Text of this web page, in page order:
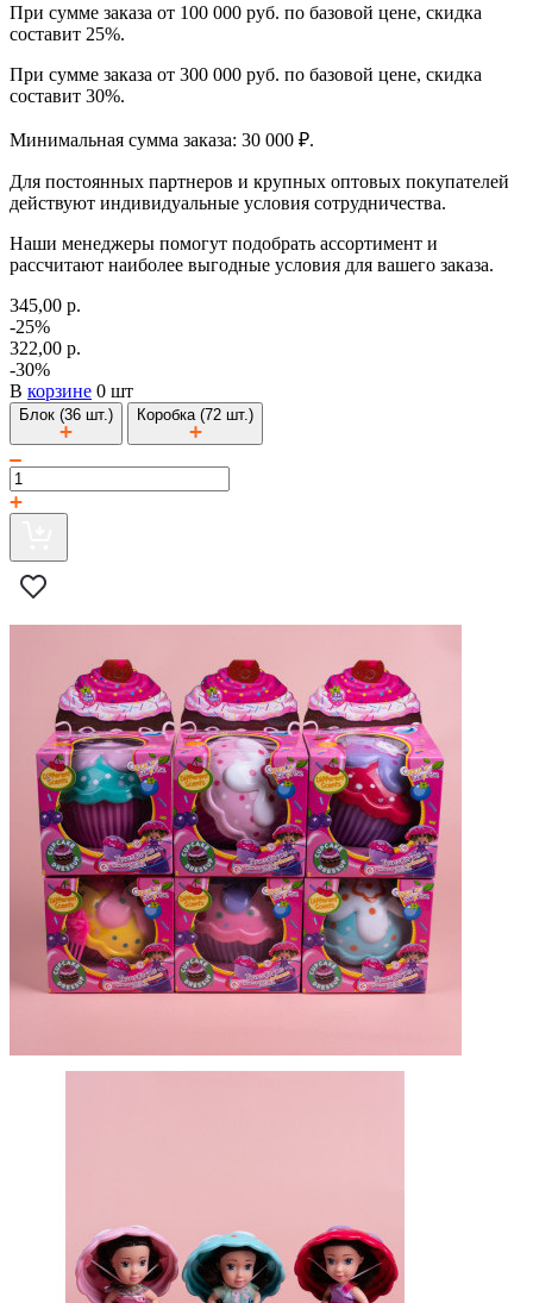
При сумме заказа от 100 000 руб. по базовой цене, скидка
составит 25%.
При сумме заказа от 300 000 руб. по базовой цене, скидка
составит 30%.
Минимальная сумма заказа: 30 000 ₽.
Для постоянных партнеров и крупных оптовых покупателей
действуют индивидуальные условия сотрудничества.
Наши менеджеры помогут подобрать ассортимент и
рассчитают наиболее выгодные условия для вашего заказа.
345,00 р.
-25%
322,00 р.
-30%
В корзине 0 шт
Блок (36 шт.) Коробка (72 шт.)